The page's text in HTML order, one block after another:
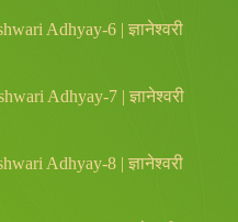
Adhyay-6 | ज्ञानेश्वरी
Adhyay-7 | ज्ञानेश्वरी
Adhyay-8 | ज्ञानेश्वरी